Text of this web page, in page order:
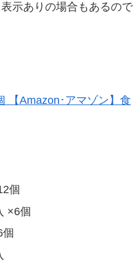
示ありの場合もあるので
個
×6個